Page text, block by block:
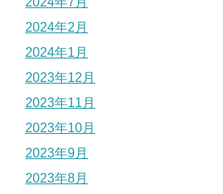
2024年2月
2024年1月
2023年12月
2023年11月
2023年10月
2023年9月
2023年8月